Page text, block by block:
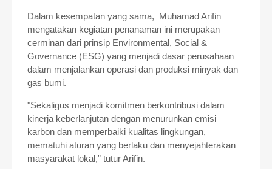
Dalam kesempatan yang sama, Muhamad Arifin
mengatakan kegiatan penanaman ini merupakan
cerminan dari prinsip Environmental, Social &
Governance (ESG) yang menjadi dasar perusahaan
dalam menjalankan operasi dan produksi minyak dan
gas bumi.
"Sekaligus menjadi komitmen berkontribusi dalam
kinerja keberlanjutan dengan menurunkan emisi
karbon dan memperbaiki kualitas lingkungan,
mematuhi aturan yang berlaku dan menyejahterakan
masyarakat lokal,” tutur Arifin.